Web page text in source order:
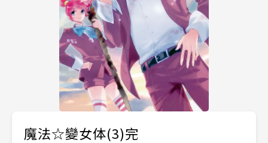
魔法☆變女体(3)完